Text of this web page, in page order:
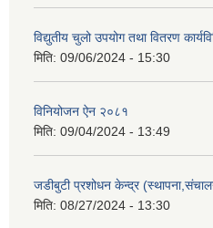
विद्युतीय चुलो उपयोग तथा वितरण
मिति: 09/06/2024 - 15:30
विनियोजन ऐन २०८१
मिति: 09/04/2024 - 13:49
जडीबुटी प्रशोधन केन्द्र
मिति: 08/27/2024 - 13:30